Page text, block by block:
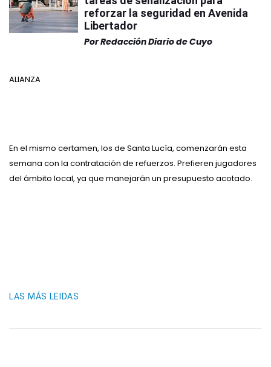
reforzar la seguridad en Avenida
Libertador
PorRedacción Diario de Cuyo
ALIANZA
En el mismo certamen, los de Santa Lucía, comenzarán esta
semana con la contratación de refuerzos. Prefieren jugadores
del ámbito local, ya que manejarán un presupuesto acotado.
LAS MÁS LEIDAS